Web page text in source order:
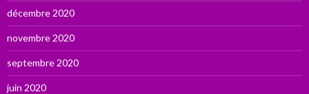
décembre 2020
novembre 2020
septembre 2020
juin 2020